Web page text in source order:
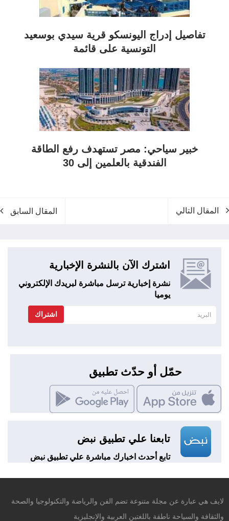
تفاصيل إدراج اليونسكو قرية سيدي بوسعيد
التونسية على قائمة
خبير سياحي: مصر تستهدف رفع الطاقة
الفندقية بالعلمين إلى 30
المقال التالي المقال السابق
اشترك الآن بالنشرة الإخبارية
نشرة إخبارية ترسل مباشرة لبريدك الإلكتروني
يوميا
اشتراك
حمّل أو حدّث تطبيق
تابعنا علي تطبيق نبض
تابع أحدث اخبارك مباشرة علي تطبيق نبض
لايف هي عبارة عن مجلة متنوعة تضم الفن والرياضة والتكنولوجيا والصحة
والثقافة والسياحة ناطقة باللغتين العربية والإنجليزية